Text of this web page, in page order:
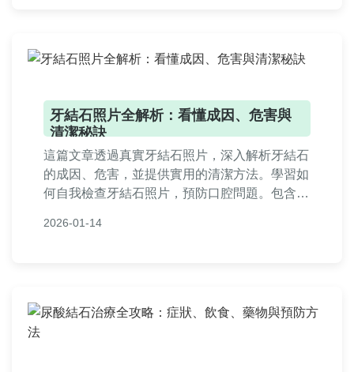
牙結石照片全解析：看懂成因、危害與
清潔秘訣
這篇文章透過真實牙結石照片，深入解析牙結石
的成因、危害，並提供實用的清潔方法。學習如
何自我檢查牙結石照片，預防口腔問題。包含常
康。
2026-01-14